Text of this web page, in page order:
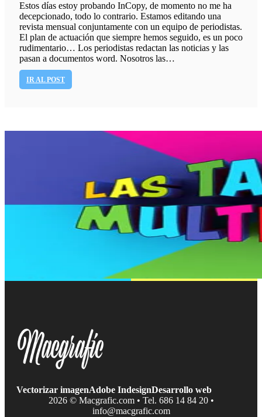
Estos días estoy probando InCopy, de momento no me ha
decepcionado, todo lo contrario. Estamos editando una
revista mensual conjuntamente con un equipo de periodistas.
El plan de actuación que siempre hemos seguido, es un poco
rudimentario… Los periodistas redactan las noticias y las
pasan a documentos word. Nosotros las…
IR AL POST
Vectorizar imagenAdobe IndesignDesarrollo web
2026 © Macgrafic.com • Tel. 686 14 84 20 •
info@macgrafic.com